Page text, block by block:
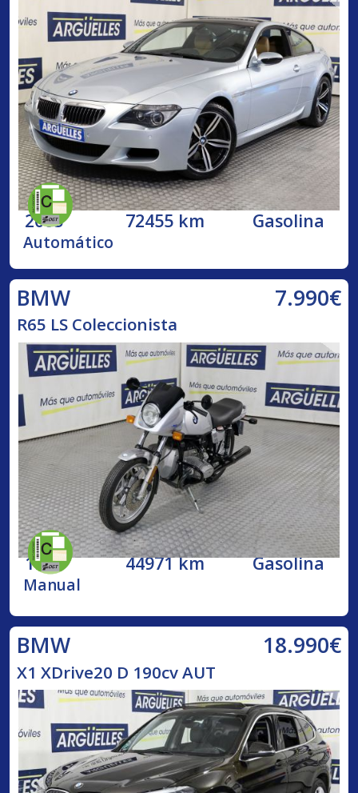
2005 72455 km Gasolina
Automático
BMW 7.990€
R65 LS Coleccionista
1984 44971 km Gasolina
Manual
BMW 18.990€
X1 XDrive20 D 190cv AUT